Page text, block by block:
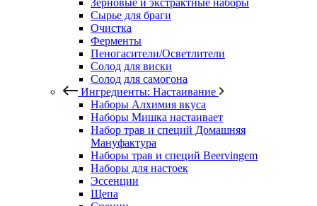
Зерновые и экстрактные наборы
Сырье для браги
Очистка
Ферменты
Пеногасители/Осветлители
Солод для виски
Солод для самогона
Ингредиенты: Настаивание
Наборы Алхимия вкуса
Наборы Мишка настаивает
Набор трав и специй Домашняя
Мануфактура
Наборы трав и специй Beervingem
Наборы для настоек
Эссенции
Щепа